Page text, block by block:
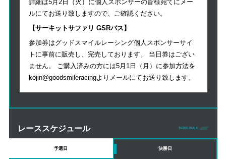
詳細は5月2日（火）に個人スポンサーの皆様宛てにメー
ルにてお送り致しますので、ご確認ください。
【サーキットサファリ GSRバス】
参加券はグッドスマイルレーシング個人スポンサーサイ
トに事前に販売し、完売しております。 当日券はござい
ません。 ご購入済みの方には5月1日（月）に参加方法を
kojin@goodsmileracingよりメールにてお送り致します。
レーススケジュール SCHEDULE
予選日 決勝日